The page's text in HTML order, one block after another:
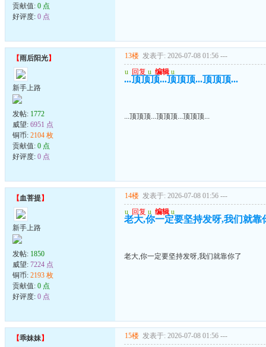
贡献值: 0 点
好评度: 0 点
【雨后阳光】
新手上路
发帖: 1772
威望: 6951 点
铜币: 2104 枚
贡献值: 0 点
好评度: 0 点
13楼 发表于: 2026-07-08 01:56 ---
u 回复 u 编辑 u
...顶顶顶...顶顶顶...顶顶顶...
...顶顶顶...顶顶顶...顶顶顶...
【血菩提】
新手上路
发帖: 1850
威望: 7224 点
铜币: 2193 枚
贡献值: 0 点
好评度: 0 点
14楼 发表于: 2026-07-08 01:56 ---
u 回复 u 编辑 u
老大,你一定要坚持发呀,我们就靠
老大,你一定要坚持发呀,我们就靠你了
【乖妹妹】 15楼 发表于: 2026-07-08 01:56 ---